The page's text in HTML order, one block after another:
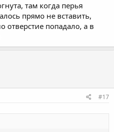
там когда перья
прямо не вставить,
отверстие попадало, а в
#17